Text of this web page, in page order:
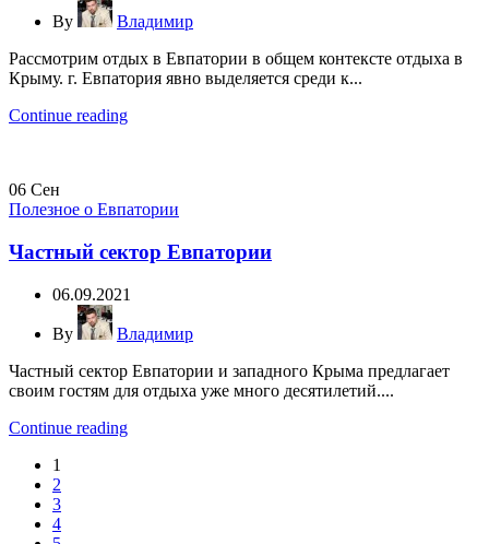
By
Владимир
Рассмотрим отдых в Евпатории в общем контексте отдыха в
Крыму. г. Евпатория явно выделяется среди к...
Continue reading
06 Сен
Полезное о Евпатории
Частный сектор Евпатории
06.09.2021
By
Владимир
Частный сектор Евпатории и западного Крыма предлагает
своим гостям для отдыха уже много десятилетий....
Continue reading
1
2
3
4